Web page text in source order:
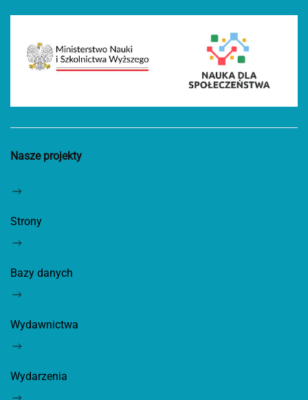
Nasze projekty
Strony
Bazy danych
Wydawnictwa
Wydarzenia